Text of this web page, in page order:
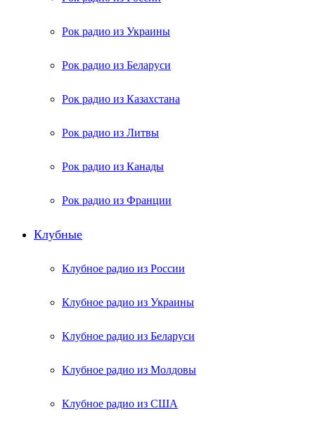
Рок радио из Украины
Рок радио из Беларуси
Рок радио из Казахстана
Рок радио из Литвы
Рок радио из Канады
Рок радио из Франции
Клубные
Клубное радио из России
Клубное радио из Украины
Клубное радио из Беларуси
Клубное радио из Молдовы
Клубное радио из США